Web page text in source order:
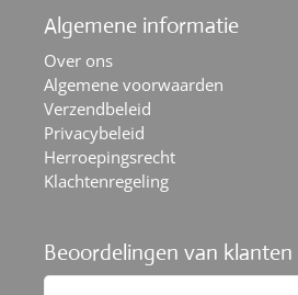
Algemene informatie
Over ons
Algemene voorwaarden
Verzendbeleid
Privacybeleid
Herroepingsrecht
Klachtenregeling
Beoordelingen van klanten